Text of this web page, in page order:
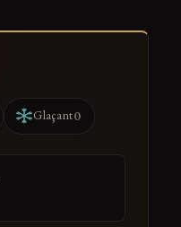
Glaçant0